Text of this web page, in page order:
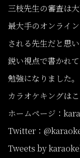
三枝先生の審査は
最大手のオンライ
される先生だと思い
鋭い視点で書かれ
勉強になりました。
カラオケキングは
ホームページ：
Twitter：
Tweets by